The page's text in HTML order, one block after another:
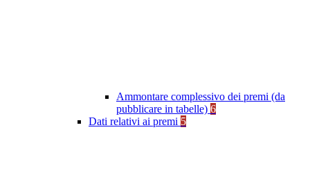
Ammontare complessivo dei premi (da
pubblicare in tabelle) 6
Dati relativi ai premi 5